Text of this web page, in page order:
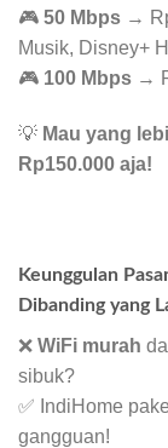
🎮 50 Mbps →
Musik, Disney+
🎮 100 Mbps →
💡 Mau yang
Rp150.000 aja!
Keunggulan
Dibanding yang
❌ WiFi murah
sibuk?
✅ IndiHome
gangguan!